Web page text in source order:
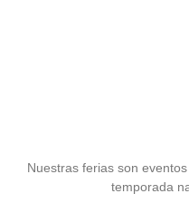
Nuestras ferias son
temporada